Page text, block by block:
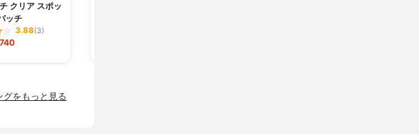
クリア スポッ
ッチ
3.88(3)
グをもっと見る